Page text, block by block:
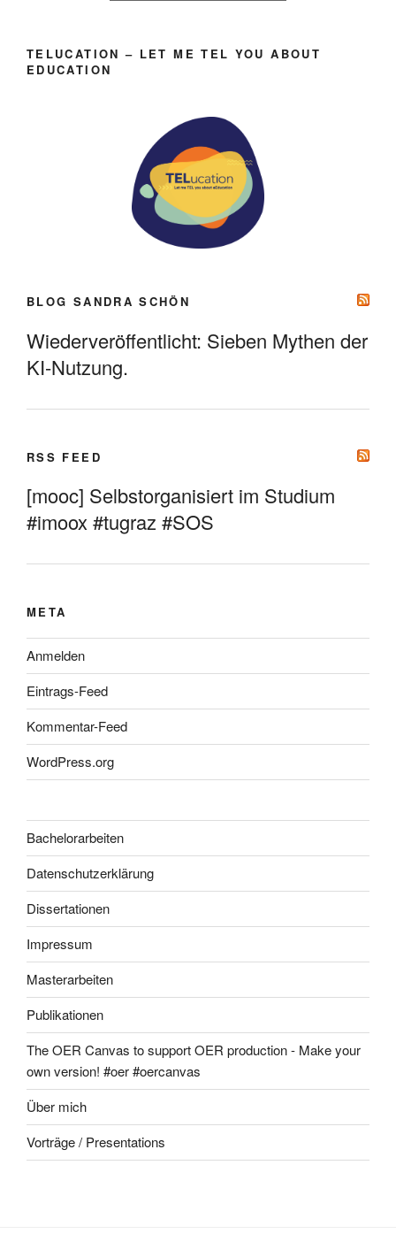
TELUCATION – LET ME TEL YOU ABOUT
EDUCATION
BLOG SANDRA SCHÖN
Wiederveröffentlicht: Sieben Mythen der
KI-Nutzung.
RSS FEED
[mooc] Selbstorganisiert im Studium
#imoox #tugraz #SOS
META
Anmelden
Eintrags-Feed
Kommentar-Feed
WordPress.org
Bachelorarbeiten
Datenschutzerklärung
Dissertationen
Impressum
Masterarbeiten
Publikationen
The OER Canvas to support OER production - Make your
own version! #oer #oercanvas
Über mich
Vorträge / Presentations